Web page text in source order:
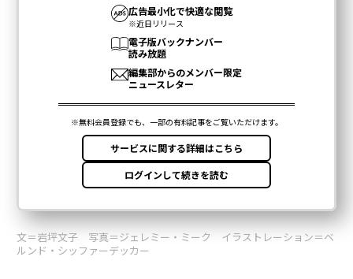
文＝岩坪文子 写真＝ジェレミー・ミーク イラストレーション＝ベ
ルンド・シッファーデッカー